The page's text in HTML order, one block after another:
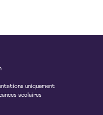
uniquement
scolaires